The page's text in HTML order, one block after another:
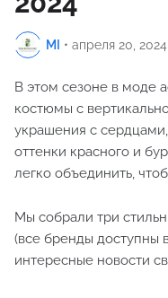
MI • апреля 20, 2024
В этом сезоне в моде
костюмы с
украшения с
оттенки красного и
легко объединить,
Мы собрали три
(все бренды доступны
интересные новости